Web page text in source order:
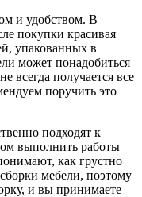
и удобством. В
покупки красивая
упакованных в
может понадобиться
всегда получается все
поручить это
подходят к
выполнить работы
как грустно
мебели, поэтому
и вы принимаете